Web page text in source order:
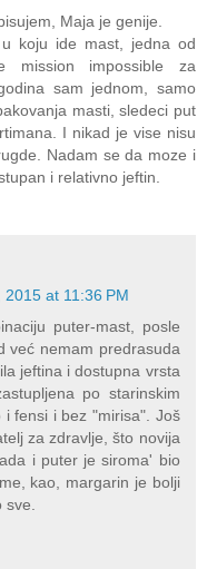
Maja je genije.
koju ide mast, jedna od
mission impossible za
sam jednom, samo
masti, sledeci put
I nikad je vise nisu
Nadam se da moze i
i relativno jeftin.
at 11:36 PM
puter-mast, posle
već nemam predrasuda
jeftina i dostupna vrsta
po starinskim
fensi i bez "mirisa". Još
za zdravlje, što novija
i puter je siroma' bio
kao, margarin je bolji